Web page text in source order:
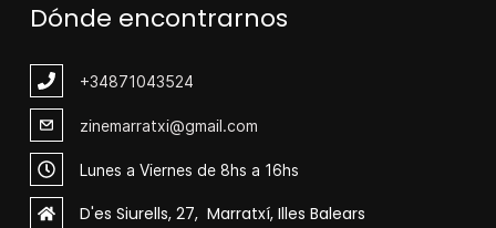
Dónde encontrarnos
+34871043524
zinemarratxi@gmail.com
Lunes a Viernes de 8hs a 16hs
D'es Siurells, 27, Marratxí, Illes Balears